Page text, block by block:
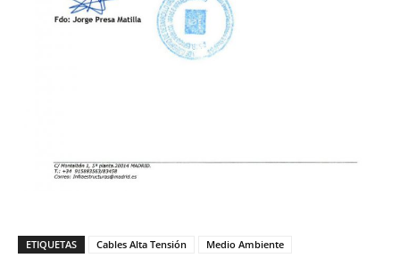
ETIQUETAS Cables Alta Tensión Medio Ambiente